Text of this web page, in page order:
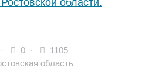
0 ·
1105
область